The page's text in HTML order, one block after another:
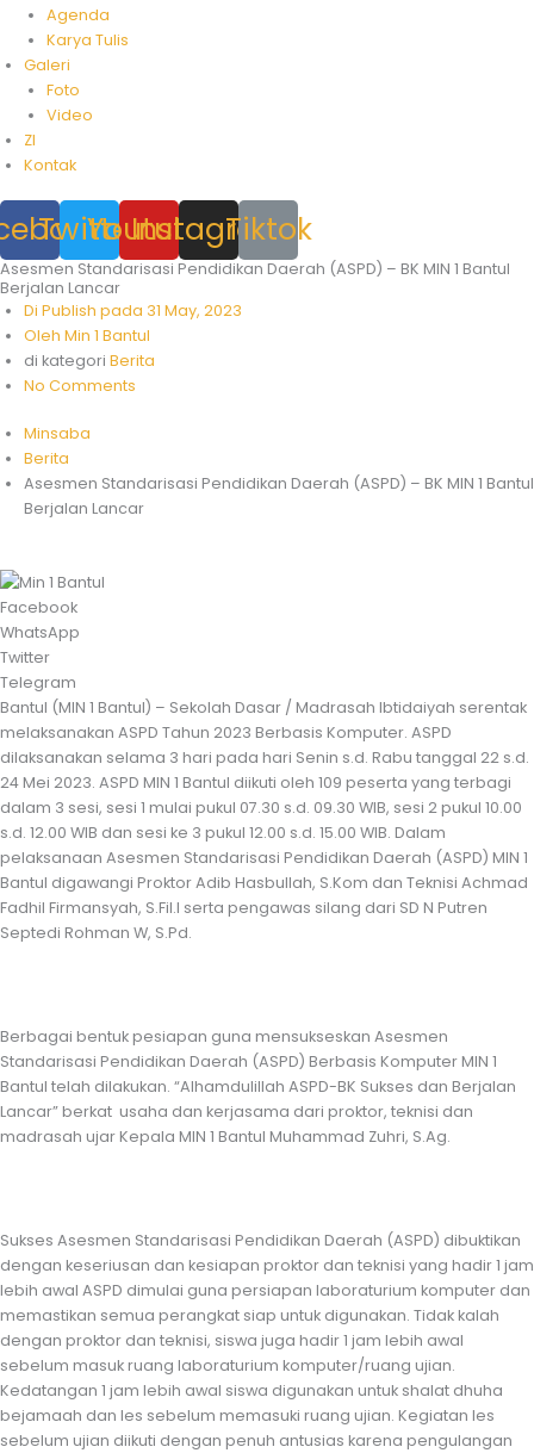
Agenda
Karya Tulis
Galeri
Foto
Video
ZI
Kontak
TwitterYoutube
Instagram
Tiktok
Asesmen Standarisasi Pendidikan Daerah (ASPD) – BK MIN 1 Bantul
Berjalan Lancar
Di Publish pada 31 May, 2023
Oleh Min 1 Bantul
di kategori Berita
No Comments
Minsaba
Berita
Asesmen Standarisasi Pendidikan Daerah (ASPD) – BK MIN 1 Bantul
Berjalan Lancar
Facebook
WhatsApp
Twitter
Telegram
Bantul (MIN 1 Bantul) – Sekolah Dasar / Madrasah Ibtidaiyah serentak
melaksanakan ASPD Tahun 2023 Berbasis Komputer. ASPD
dilaksanakan selama 3 hari pada hari Senin s.d. Rabu tanggal 22 s.d.
24 Mei 2023. ASPD MIN 1 Bantul diikuti oleh 109 peserta yang terbagi
dalam 3 sesi, sesi 1 mulai pukul 07.30 s.d. 09.30 WIB, sesi 2 pukul 10.00
s.d. 12.00 WIB dan sesi ke 3 pukul 12.00 s.d. 15.00 WIB. Dalam
pelaksanaan Asesmen Standarisasi Pendidikan Daerah (ASPD) MIN 1
Bantul digawangi Proktor Adib Hasbullah, S.Kom dan Teknisi Achmad
Fadhil Firmansyah, S.Fil.I serta pengawas silang dari SD N Putren
Septedi Rohman W, S.Pd.
Berbagai bentuk pesiapan guna mensukseskan Asesmen
Standarisasi Pendidikan Daerah (ASPD) Berbasis Komputer MIN 1
Bantul telah dilakukan. “Alhamdulillah ASPD-BK Sukses dan Berjalan
Lancar” berkat usaha dan kerjasama dari proktor, teknisi dan
madrasah ujar Kepala MIN 1 Bantul Muhammad Zuhri, S.Ag.
Sukses Asesmen Standarisasi Pendidikan Daerah (ASPD) dibuktikan
dengan keseriusan dan kesiapan proktor dan teknisi yang hadir 1 jam
lebih awal ASPD dimulai guna persiapan laboraturium komputer dan
memastikan semua perangkat siap untuk digunakan. Tidak kalah
dengan proktor dan teknisi, siswa juga hadir 1 jam lebih awal
sebelum masuk ruang laboraturium komputer/ruang ujian.
Kedatangan 1 jam lebih awal siswa digunakan untuk shalat dhuha
bejamaah dan les sebelum memasuki ruang ujian. Kegiatan les
sebelum ujian diikuti dengan penuh antusias karena pengulangan